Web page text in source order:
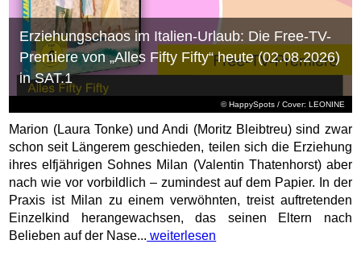
© HappySpots / Cover: LEONINE
Erziehungschaos im Italien-Urlaub: Die Free-TV-
Premiere von „Alles Fifty Fifty“ heute (02.08.2026)
in SAT.1
Marion (Laura Tonke) und Andi (Moritz Bleibtreu) sind zwar
schon seit Längerem geschieden, teilen sich die Erziehung
ihres elfjährigen Sohnes Milan (Valentin Thatenhorst) aber
nach wie vor vorbildlich – zumindest auf dem Papier. In der
Praxis ist Milan zu einem verwöhnten, treist auftretenden
Einzelkind herangewachsen, das seinen Eltern nach
Belieben auf der Nase... weiterlesen